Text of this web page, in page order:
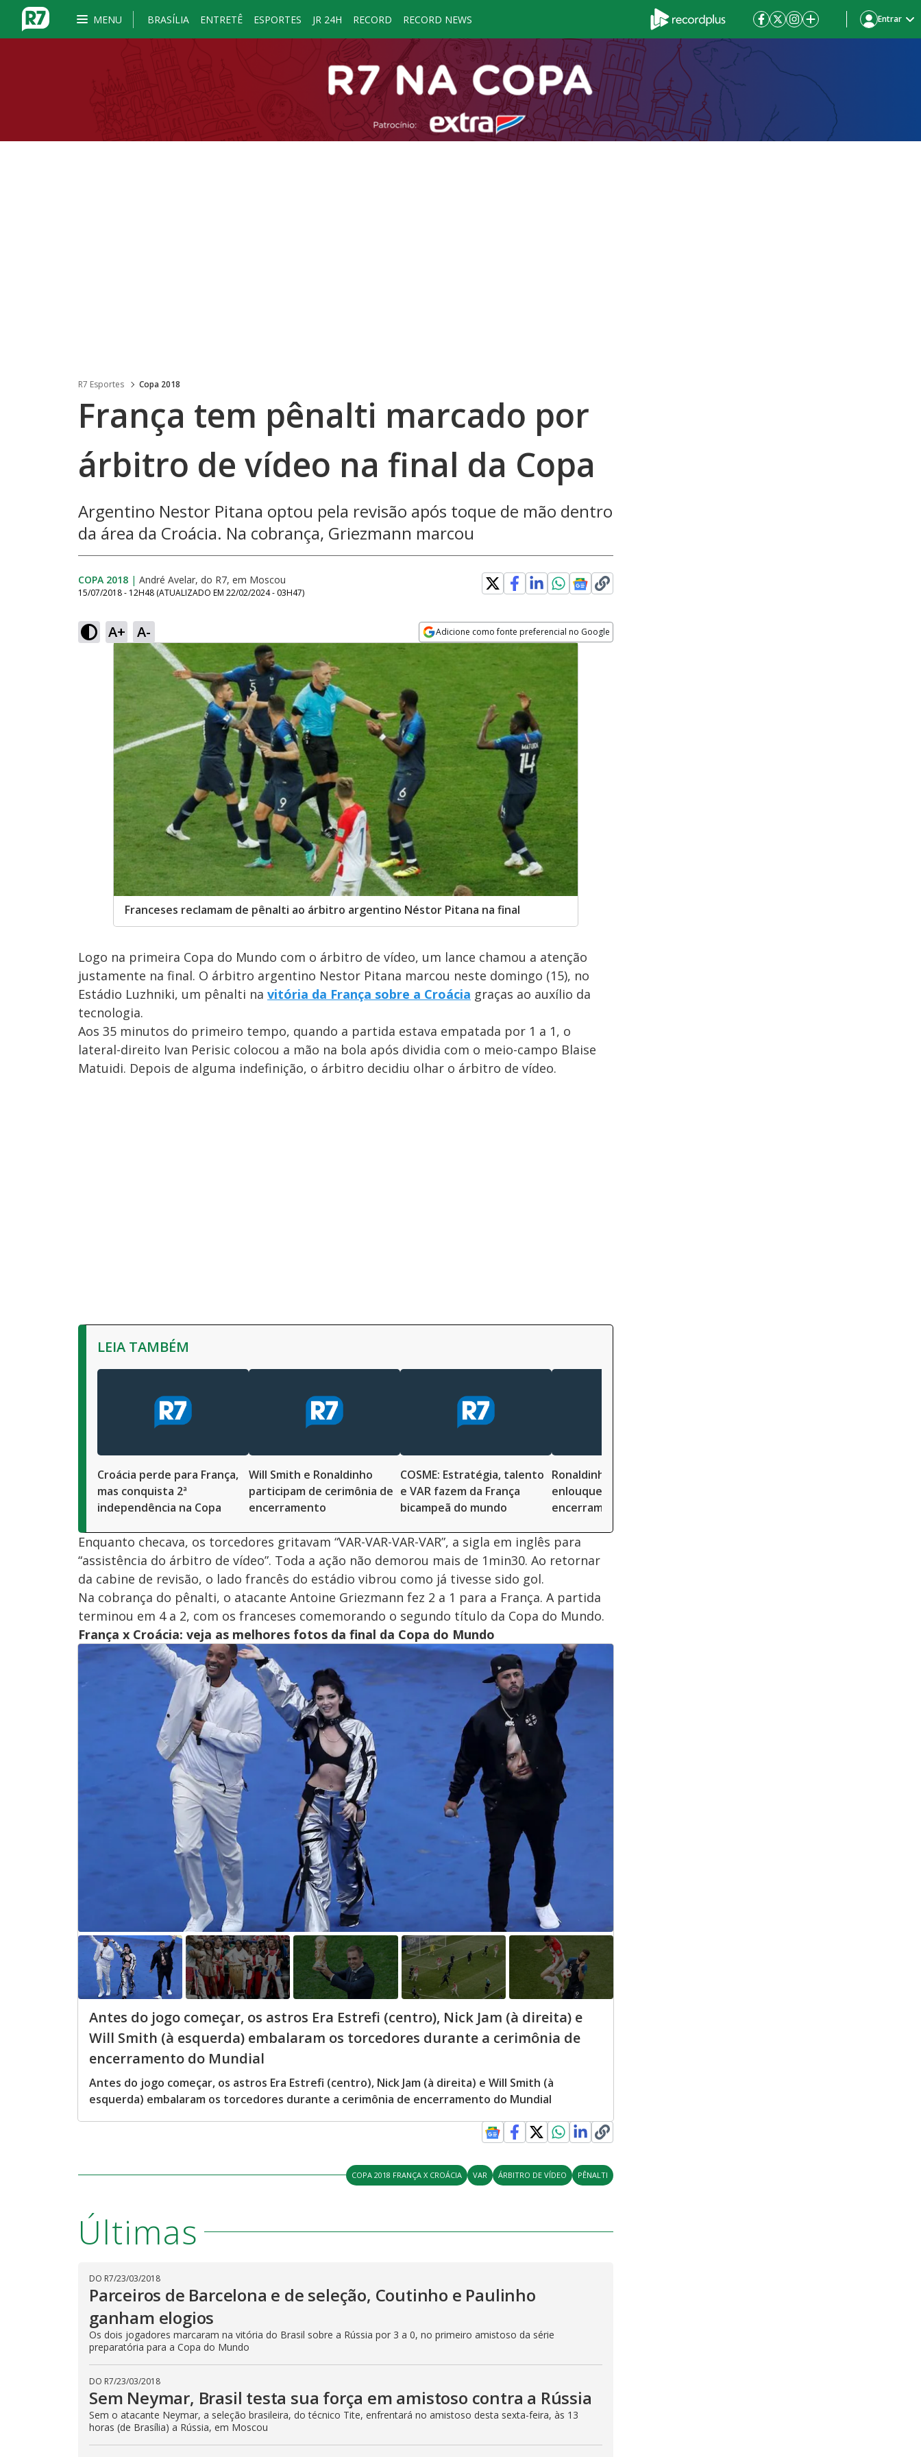
MENU BRASÍLIA ENTRETÊ ESPORTES JR 24H RECORD RECORD NEWS Entrar
R7 Esportes Copa 2018
França tem pênalti marcado por
árbitro de vídeo na final da Copa
Argentino Nestor Pitana optou pela revisão após toque de mão dentro
da área da Croácia. Na cobrança, Griezmann marcou
COPA 2018 | André Avelar, do R7, em Moscou
15/07/2018 - 12H48 (ATUALIZADO EM 22/02/2024 - 03H47)
A+ A- Adicione como fonte preferencial no Google
Opens in new window
Franceses reclamam de pênalti ao árbitro argentino Néstor Pitana na final
Logo na primeira Copa do Mundo com o árbitro de vídeo, um lance chamou a atenção
justamente na final. O árbitro argentino Nestor Pitana marcou neste domingo (15), no
Estádio Luzhniki, um pênalti na vitória da França sobre a Croácia graças ao auxílio da
tecnologia.
Aos 35 minutos do primeiro tempo, quando a partida estava empatada por 1 a 1, o
lateral-direito Ivan Perisic colocou a mão na bola após dividia com o meio-campo Blaise
Matuidi. Depois de alguma indefinição, o árbitro decidiu olhar o árbitro de vídeo.
LEIA TAMBÉM
Croácia perde para França,
mas conquista 2ª
independência na Copa
Will Smith e Ronaldinho
participam de cerimônia de
encerramento
COSME: Estratégia, talento
e VAR fazem da França
bicampeã do mundo
Ronaldinho Gaúcho
enlouquece a web no
encerramento da Copa
Enquanto checava, os torcedores gritavam “VAR-VAR-VAR-VAR”, a sigla em inglês para
“assistência do árbitro de vídeo”. Toda a ação não demorou mais de 1min30. Ao retornar
da cabine de revisão, o lado francês do estádio vibrou como já tivesse sido gol.
Na cobrança do pênalti, o atacante Antoine Griezmann fez 2 a 1 para a França. A partida
terminou em 4 a 2, com os franceses comemorando o segundo título da Copa do Mundo.
França x Croácia: veja as melhores fotos da final da Copa do Mundo
Antes do jogo começar, os astros Era Estrefi (centro), Nick Jam (à direita) e
Will Smith (à esquerda) embalaram os torcedores durante a cerimônia de
encerramento do Mundial
Antes do jogo começar, os astros Era Estrefi (centro), Nick Jam (à direita) e Will Smith (à
esquerda) embalaram os torcedores durante a cerimônia de encerramento do Mundial
COPA 2018 FRANÇA X CROÁCIA VAR ÁRBITRO DE VÍDEO PÊNALTI
Últimas
DO R7/23/03/2018
Parceiros de Barcelona e de seleção, Coutinho e Paulinho
ganham elogios
Os dois jogadores marcaram na vitória do Brasil sobre a Rússia por 3 a 0, no primeiro amistoso da série
preparatória para a Copa do Mundo
DO R7/23/03/2018
Sem Neymar, Brasil testa sua força em amistoso contra a Rússia
Sem o atacante Neymar, a seleção brasileira, do técnico Tite, enfrentará no amistoso desta sexta-feira, às 13
horas (de Brasília) a Rússia, em Moscou